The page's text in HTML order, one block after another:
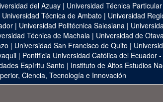
del Azuay | Universidad Técnica
Universidad Técnica de Ambato | Universidad
| Universidad Politécnica Salesiana|
Técnica de Machala | Universidad de
| Universidad San Francisco de Quito |
| Pontificia Universidad Católica del Ecuador
Espíritu Santo | Instituto de Altos Estudios
Ciencia, Tecnología e Innovación